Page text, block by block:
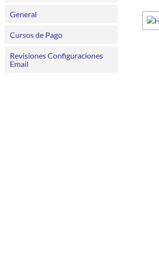
General
Cursos de Pago
Revisiones Configuraciones
Email